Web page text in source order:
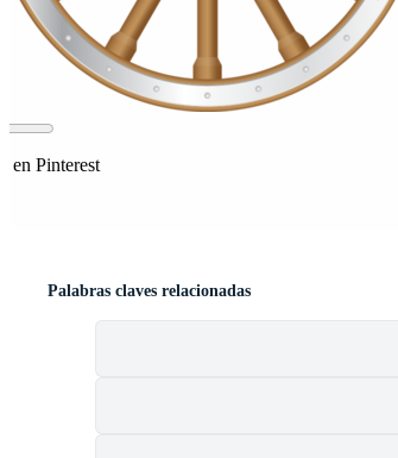
en Pinterest
Palabras claves relacionadas